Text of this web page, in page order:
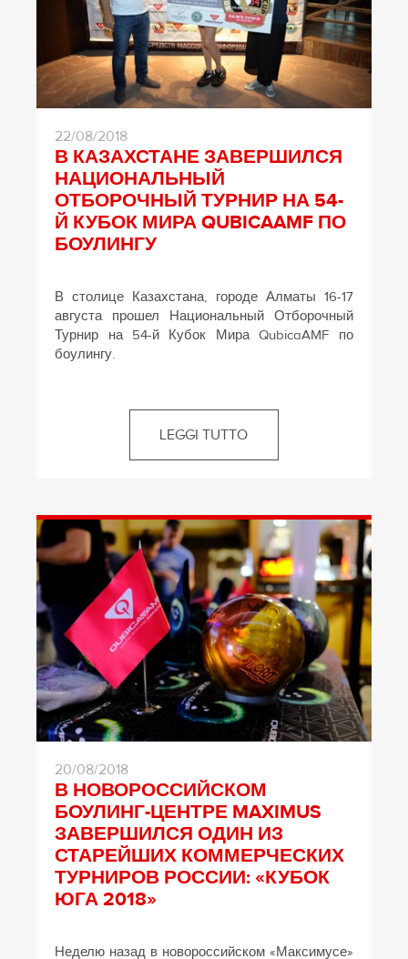
22/08/2018
В КАЗАХСТАНЕ ЗАВЕРШИЛСЯ
НАЦИОНАЛЬНЫЙ
ОТБОРОЧНЫЙ ТУРНИР НА 54-
Й КУБОК МИРА QUBICAAMF ПО
БОУЛИНГУ
В столице Казахстана, городе Алматы 16-17
августа прошел Национальный Отборочный
Турнир на 54-й Кубок Мира QubicaAMF по
боулингу.
LEGGI TUTTO
20/08/2018
В НОВОРОССИЙСКОМ
БОУЛИНГ-ЦЕНТРЕ MAXIMUS
ЗАВЕРШИЛСЯ ОДИН ИЗ
СТАРЕЙШИХ КОММЕРЧЕСКИХ
ТУРНИРОВ РОССИИ: «КУБОК
ЮГА 2018»
Неделю назад в новороссийском «Максимусе»